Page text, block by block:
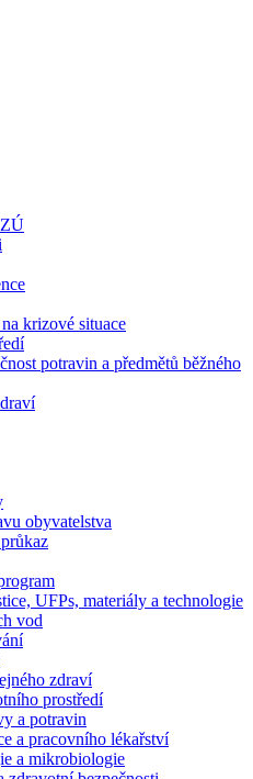
krizové situace
potravin a předmětů běžného
obyvatelstva
UFPs, materiály a technologie
vod
zdraví
prostředí
a potravin
a pracovního lékařství
a mikrobiologie